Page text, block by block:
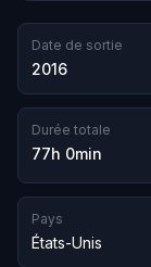
Date de sortie
2016
Durée totale
77h 0min
Pays
États-Unis